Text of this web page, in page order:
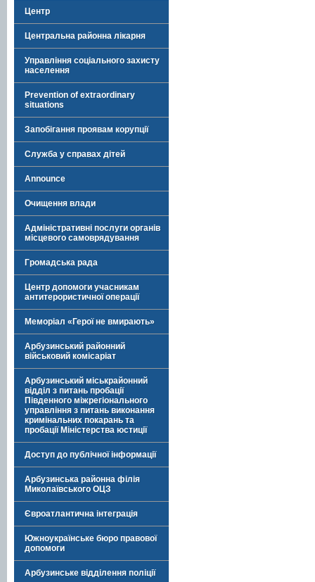
Центр
Центральна районна лікарня
Управління соціального захисту
населення
Prevention of extraordinary
situations
Запобігання проявам корупції
Служба у справах дітей
Announce
Очищення влади
Адміністративні послуги органів
місцевого самоврядування
Громадська рада
Центр допомоги учасникам
антитерористичної операції
Меморіал «Герої не вмирають»
Арбузинський районний
військовий комісаріат
Арбузинський міськрайонний
відділ з питань пробації
Південного міжрегіонального
управління з питань виконання
кримінальних покарань та
пробації Міністерства юстиції
Доступ до публічної інформації
Арбузинська районна філія
Миколаївського ОЦЗ
Євроатлантична інтеграція
Южноукраїнське бюро правової
допомоги
Арбузинське відділення поліції